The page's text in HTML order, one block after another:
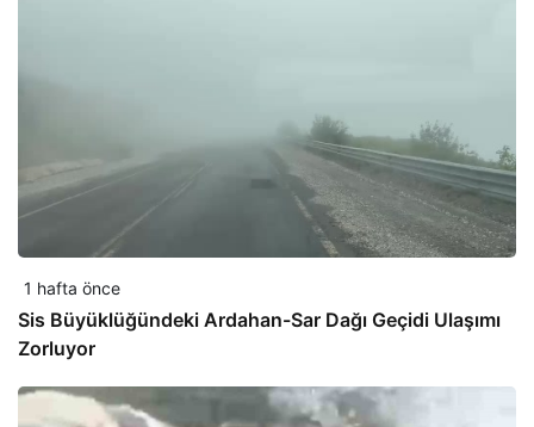
1 hafta önce
Sis Büyüklüğündeki Ardahan-Sar Dağı Geçidi Ulaşımı
Zorluyor